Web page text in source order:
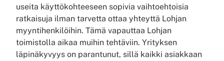
useita käyttökohteeseen sopivia vaihtoehtoisia
ratkaisuja ilman tarvetta ottaa yhteyttä Lohjan
myyntihenkilöihin. Tämä vapauttaa Lohjan
toimistolla aikaa muihin tehtäviin. Yrityksen
läpinäkyvyys on parantunut, sillä kaikki asiakkaan